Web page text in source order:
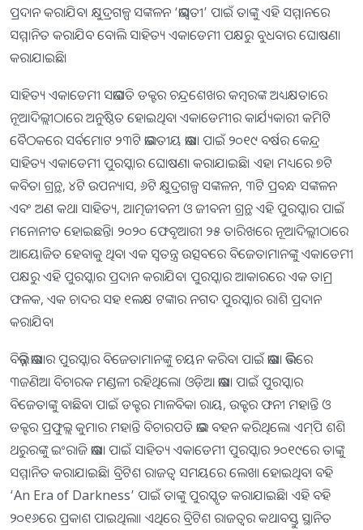
ପ୍ରଦାନ କରାଯିବ। କ୍ଷୁଦ୍ରଗଳ୍ପ ସଙ୍କଳନ ‘ଭାସ୍ୱତୀ’ ପାଇଁ ତାଙ୍କୁ ଏହି ସମ୍ମାନରେ
ସମ୍ମାନିତ କରାଯିବ ବୋଲି ସାହିତ୍ୟ ଏକାଡେମୀ ପକ୍ଷରୁ ବୁଧବାର ଘୋଷଣା
କରାଯାଇଛି।
ସାହିତ୍ୟ ଏକାଡେମୀ ସଭାପତି ଡକ୍ଟର ଚନ୍ଦ୍ରଶେଖର କମ୍ବରଙ୍କ ଅଧ୍ୟକ୍ଷତାରେ
ନୂଆଦିଲ୍ଲୀଠାରେ ଅନୁଷ୍ଠିତ ହୋଇଥିବା ଏକାଡେମୀର କାର୍ଯ୍ୟକାରୀ କମିଟି
ବୈଠକରେ ସର୍ବମୋଟ ୨୩ଟି ଭାରତୀୟ ଭାଷା ପାଇଁ ୨୦୧୯ ବର୍ଷର କେନ୍ଦ୍ର
ସାହିତ୍ୟ ଏକାଡେମୀ ପୁରସ୍କାର ଘୋଷଣା କରାଯାଇଛି। ଏହା ମଧ୍ୟରେ ୭ଟି
କବିତା ଗ୍ରନ୍ଥ, ୪ଟି ଉପନ୍ୟାସ, ୬ଟି କ୍ଷୁଦ୍ରଗଳ୍ପ ସଙ୍କଳନ, ୩ଟି ପ୍ରବନ୍ଧ ସଙ୍କଳନ
ଏବଂ ଅଣ କଥା ସାହିତ୍ୟ, ଆତ୍ମଜୀବନୀ ଓ ଜୀବନୀ ଗ୍ରନ୍ଥ ଏହି ପୁରସ୍କାର ପାଇଁ
ମନୋନୀତ ହୋଇଛନ୍ତି। ୨୦୨୦ ଫେବୃଆରୀ ୨୫ ତାରିଖରେ ନୂଆଦିଲ୍ଲୀଠାରେ
ଆୟୋଜିତ ହେବାକୁ ଥିବା ଏକ ସ୍ୱତନ୍ତ୍ର ଉତ୍ସବରେ ବିଜେତାମାନଙ୍କୁ ଏକାଡେମୀ
ପକ୍ଷରୁ ଏହି ପୁରସ୍କାର ପ୍ରଦାନ କରାଯିବ। ପୁରସ୍କାର ଆକାରରେ ଏକ ତାମ୍ର
ଫଳକ, ଏକ ଚାଦର ସହ ୧ଲକ୍ଷ ଟଙ୍କାର ନଗଦ ପୁରସ୍କାର ରାଶି ପ୍ରଦାନ
କରାଯିବ।
ବିଭିନ୍ନ ଭାଷାର ପୁରସ୍କାର ବିଜେତାମାନଙ୍କୁ ଚୟନ କରିବା​‌ ପାଇଁ ଭାଷା ଭିତ୍ତିରେ
୩ଜଣିଆ ବିଚାରକ ମଣ୍ଡଳୀ ରହିଥିଲେ। ଓଡ଼ିଆ ଭାଷା ପାଇଁ ପୁରସ୍କାର
ବିଜେତାଙ୍କୁ ବାଛିବା ପାଇଁ ଡକ୍ଟର ମାଳବିକା ରାୟ, ଉକ୍ଟର ଫନୀ ମହାନ୍ତି ଓ
ଡକ୍ଟର ପ୍ରଫୁଲ୍ଲ କୁମାର ମହାନ୍ତି ବିଚାରପତି ଭାର ବହନ କରିଥିଲେ। ଏମ୍‌ପି ଶଶି
ଥରୁରଙ୍କୁ ଇଂରାଜି ଭାଷା ପାଇଁ ସାହିତ୍ୟ ଏକାଡେମୀ ପୁରସ୍କାର ୨୦୧୯ରେ ତାଙ୍କୁ
ସମ୍ମାନିତ କରାଯାଇଛି। ବ୍ରିଟିଶ ରାଜତ୍ୱ ସମୟରେ ଲେଖା ହୋଇଥିବା ବହି
‘An Era of Darkness’ ପାଇଁ ତାଙ୍କୁ ପୁରସ୍କୃତ କରାଯାଇଛି। ଏହି ବହି
୨୦୧୬ରେ ପ୍ରକାଶ ପାଇଥିଲା। ଏଥିରେ ବ୍ରିଟିଶ ରାଜତ୍ୱର କଥାବସ୍ତୁ ସ୍ଥାନିତ